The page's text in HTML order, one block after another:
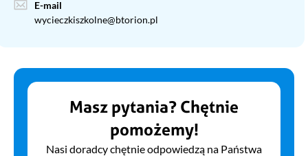
E-mail
wycieczkiszkolne@btorion.pl
Masz pytania? Chętnie
pomożemy!
Nasi doradcy chętnie odpowiedzą na Państwa